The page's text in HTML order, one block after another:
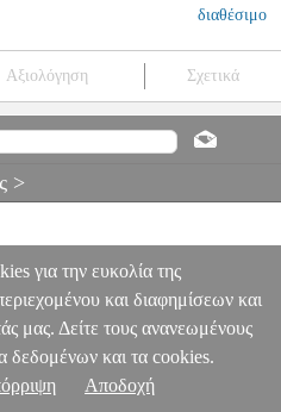
διαθέσιμο
Αξιολόγηση Σχετικά
ΘΕΩΡΗΤΙΚΑ
ΤΑΣΟΣ
0
>
για την ευκολία της
και διαφημίσεων και
μας. Δείτε τους ανανεωμένους
δεδομένων και τα cookies.
Αποδοχή